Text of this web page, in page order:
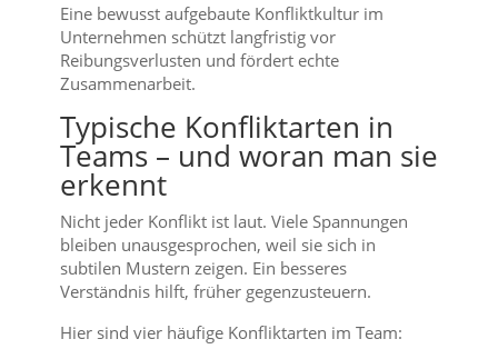
Eine bewusst aufgebaute Konfliktkultur im
Unternehmen schützt langfristig vor
Reibungsverlusten und fördert echte
Zusammenarbeit.
Typische Konfliktarten in
Teams – und woran man sie
erkennt
Nicht jeder Konflikt ist laut. Viele Spannungen
bleiben unausgesprochen, weil sie sich in
subtilen Mustern zeigen. Ein besseres
Verständnis hilft, früher gegenzusteuern.
Hier sind vier häufige Konfliktarten im Team: